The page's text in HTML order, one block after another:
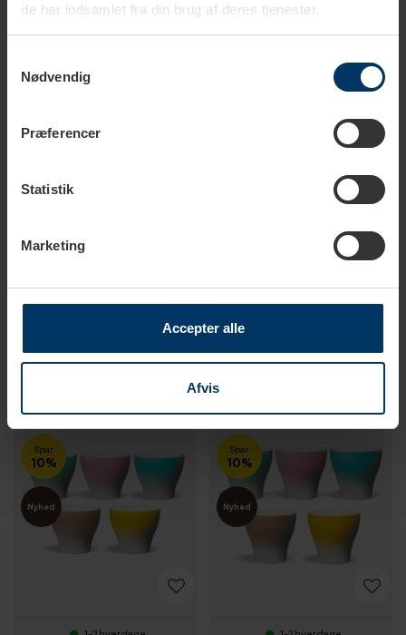
de har indsamlet fra din brug af deres tjenester.
Nødvendig
Præferencer
Statistik
Marketing
Accepter alle
Afvis
Nyhed
1-2 hverdage
Club House Volcano
Espresso 9 cl 5 Stk
449,75 DKK
2-4 hverdage
Club House Volcano Double
Espressokop 12,5 cl 5 Stk
449,78 DKK
Spar
10%
Nyhed
Spar
10%
Nyhed